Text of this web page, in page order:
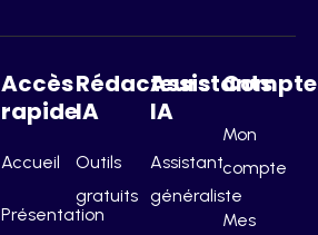
Accès
rapide
Accueil
Présentation
Rédacteurs
IA
Outils
gratuits
Assistants
IA
Assistant
généraliste
Compte
Mon
compte
Mes